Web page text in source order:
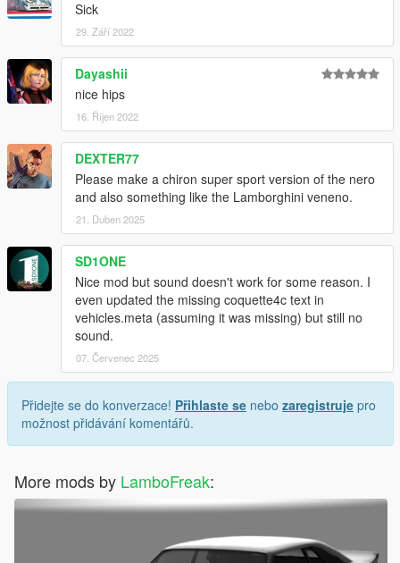
Sick
29. Září 2022
Dayashii
nice hips
16. Říjen 2022
DEXTER77
Please make a chiron super sport version of the nero
and also something like the Lamborghini veneno.
21. Duben 2025
SD1ONE
Nice mod but sound doesn't work for some reason. I
even updated the missing coquette4c text in
vehicles.meta (assuming it was missing) but still no
sound.
07. Červenec 2025
Přidejte se do konverzace! Přihlaste se nebo zaregistruje pro
možnost přidávání komentářů.
More mods by LamboFreak: